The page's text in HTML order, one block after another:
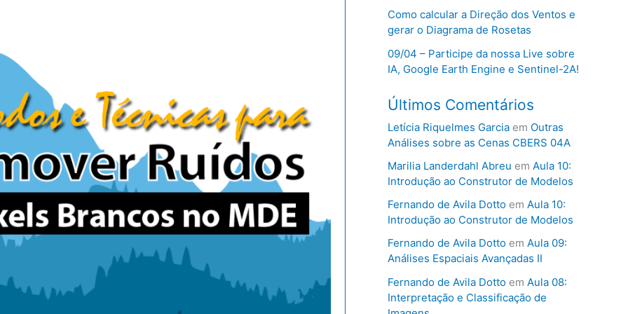
Como calcular a Direção dos Ventos e
gerar o Diagrama de Rosetas
09/04 – Participe da nossa Live sobre
IA, Google Earth Engine e Sentinel-2A!
Últimos Comentários
Letícia Riquelmes Garciaem Outras
Análises sobre as Cenas CBERS 04A
Marilia Landerdahl Abreu em Aula 10:
Introdução ao Construtor de Modelos
Fernando de Avila Dottoem Aula 10:
Introdução ao Construtor de Modelos
Fernando de Avila Dottoem Aula 09:
Análises Espaciais Avançadas II
Fernando de Avila Dottoem Aula 08:
Interpretação e Classificação de